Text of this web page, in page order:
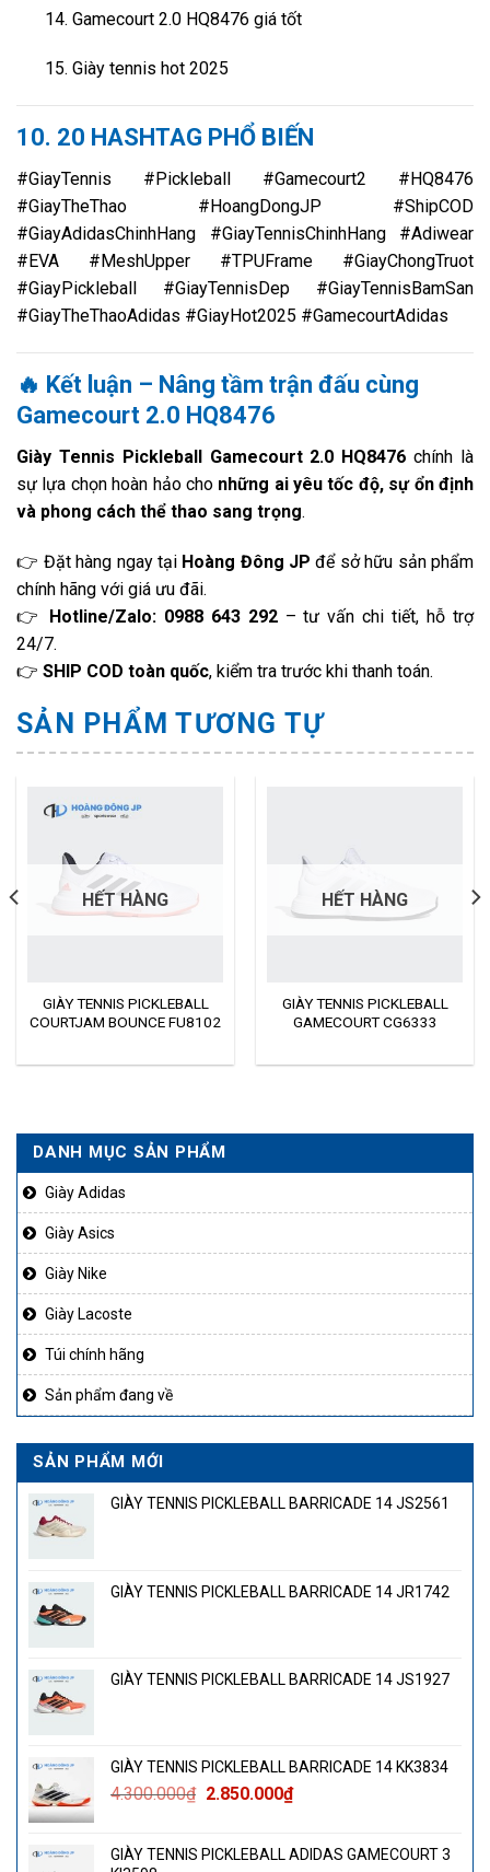
DANH MỤC SẢN PHẨM
Giày Adidas
Giày Asics
Giày Nike
Giày Lacoste
Túi chính hãng
Sản phẩm đang về
SẢN PHẨM MỚI
GIÀY TENNIS PICKLEBALL BARRICADE 14 JS2561
GIÀY TENNIS PICKLEBALL BARRICADE 14 JR1742
GIÀY TENNIS PICKLEBALL BARRICADE 14 JS1927
GIÀY TENNIS PICKLEBALL BARRICADE 14 KK3834
4.300.000₫ Giá
4.300.000₫.
2.850.000₫Giá
là:
GIÀY TENNIS PICKLEBALL ADIDAS GAMECOURT 3
Gamecourt 2.0 HQ8476 giá tốt
Giày tennis hot 2025
10. 20 HASHTAG PHỔ BIẾN
#GiayTennis #Pickleball #Gamecourt2 #HQ8476
#GiayTheThao #HoangDongJP #ShipCOD
#GiayAdidasChinhHang #GiayTennisChinhHang #Adiwear
#EVA #MeshUpper #TPUFrame #GiayChongTruot
#GiayPickleball #GiayTennisDep #GiayTennisBamSan
#GiayTheThaoAdidas #GiayHot2025 #GamecourtAdidas
🔥 Kết luận – Nâng tầm trận đấu cùng
Gamecourt 2.0 HQ8476
Giày Tennis Pickleball Gamecourt 2.0 HQ8476 chính là
sự lựa chọn hoàn hảo cho những ai yêu tốc độ, sự ổn định
và phong cách thể thao sang trọng.
👉 Đặt hàng ngay tại Hoàng Đông JP để sở hữu sản phẩm
chính hãng với giá ưu đãi.
👉 Hotline/Zalo: 0988 643 292– tư vấn chi tiết, hỗ trợ
24/7.
👉 SHIP COD toàn quốc, kiểm tra trước khi thanh toán.
SẢN PHẨM TƯƠNG TỰ
HẾT HÀNG
GIÀY TENNIS PICKLEBALL
COURTJAM BOUNCE FU8102
HẾT HÀNG
GIÀY TENNIS PICKLEBALL
GAMECOURT CG6333